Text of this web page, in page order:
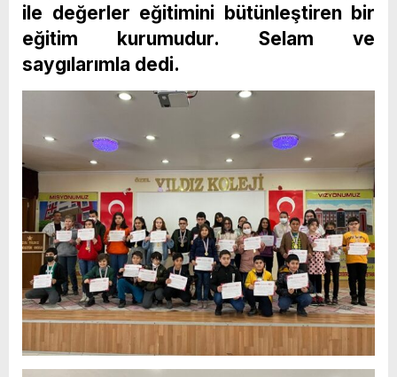
ile değerler eğitimini bütünleştiren bir
eğitim kurumudur. Selam ve
saygılarımla dedi.